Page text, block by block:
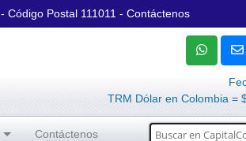
- Código Postal 111011 - Contáctenos
TRM Dólar en Colombia =
Contáctenos